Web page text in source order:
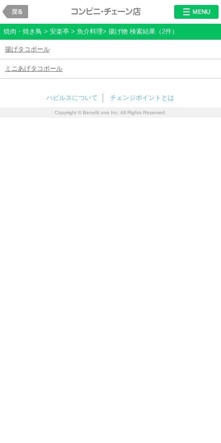
レストラン・チ
焼肉・焼き鳥 > 安楽亭 > 魚介料理> 揚げ物 検索結果（2件）
揚げタコボール
ミニあげタコボール
ハピルスについて チェンジポイントとは
Copyright © Benefit one Inc. All Rights Reserved.